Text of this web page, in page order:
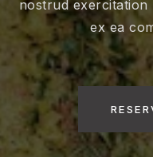
nostrud exercitation
ex ea